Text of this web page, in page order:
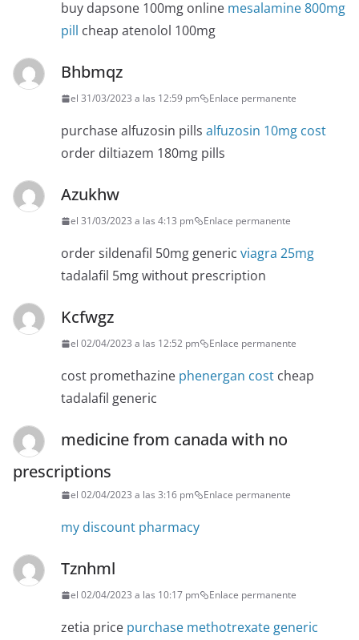
buy dapsone 100mg online mesalamine 800mg
pill cheap atenolol 100mg
Bhbmqz
el 31/03/2023 a las 12:59 pm Enlace permanente
purchase alfuzosin pills alfuzosin 10mg cost
order diltiazem 180mg pills
Azukhw
el 31/03/2023 a las 4:13 pm Enlace permanente
order sildenafil 50mg generic viagra 25mg
tadalafil 5mg without prescription
Kcfwgz
el 02/04/2023 a las 12:52 pm Enlace permanente
cost promethazine phenergan cost cheap
tadalafil generic
medicine from canada with no
prescriptions
el 02/04/2023 a las 3:16 pm Enlace permanente
my discount pharmacy
Tznhml
el 02/04/2023 a las 10:17 pm Enlace permanente
zetia price purchase methotrexate generic